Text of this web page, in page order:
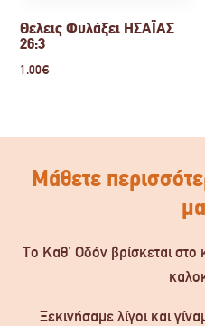
Θελεις Φυλάξει ΗΣΑΪΑΣ
26:3
1.00€
Μάθετε
Το Καθ’ Οδόν βρίσκεται
Ξεκινήσαμε λίγοι και